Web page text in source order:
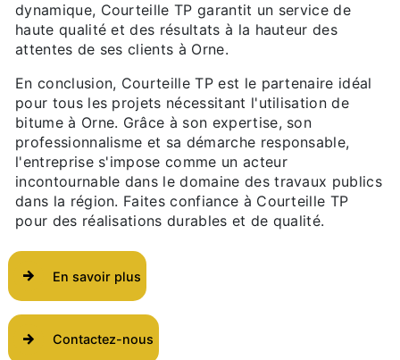
dynamique, Courteille TP garantit un service de
haute qualité et des résultats à la hauteur des
attentes de ses clients à Orne.
En conclusion, Courteille TP est le partenaire idéal
pour tous les projets nécessitant l'utilisation de
bitume à Orne. Grâce à son expertise, son
professionnalisme et sa démarche responsable,
l'entreprise s'impose comme un acteur
incontournable dans le domaine des travaux publics
dans la région. Faites confiance à Courteille TP
pour des réalisations durables et de qualité.
En savoir plus
Contactez-nous